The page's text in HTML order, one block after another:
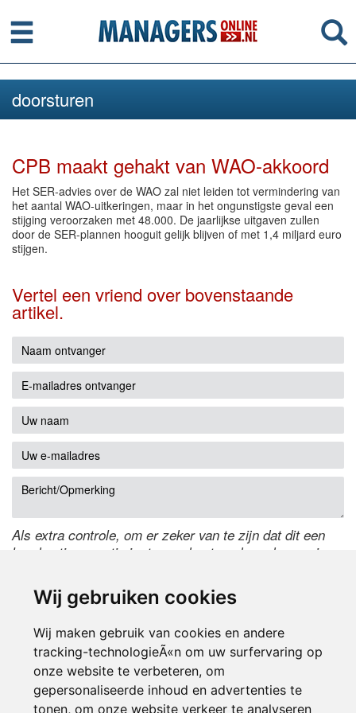
Wij gebruiken cookies
Wij maken gebruik van cookies en andere
tracking-technologieÃ«n om uw surfervaring op
onze website te verbeteren, om
gepersonaliseerde inhoud en advertenties te
tonen, om onze website verkeer te analyseren
Menu
doorsturen
CPB maakt gehakt van WAO-akkoord
Het SER-advies over de WAO zal niet leiden tot vermindering van
het aantal WAO-uitkeringen, maar in het ongunstigste geval een
stijging veroorzaken met 48.000. De jaarlijkse uitgaven zullen
door de SER-plannen hooguit gelijk blijven of met 1,4 miljard euro
stijgen.
Vertel een vriend over bovenstaande
artikel.
Als extra controle, om er zeker van te zijn dat dit een
handmatige reactie is, typ onderstaande code over in
de code te wijzigen.